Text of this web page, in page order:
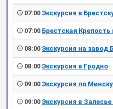
07:00 Экскурсия в
07:00 Брестская Крепость
08:00 Экскурсия на завод
08:00 Экскурсия в Гродно
09:00 Экскурсия по Минску
09:00 Экскурсия в